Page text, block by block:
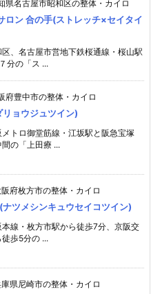
県名古屋市昭和区の整体・カイロ
ロン 合の手(ストレッチ×セイタイ
、名古屋市営地下鉄桜通線・桜山駅
分の「ス ...
府豊中市の整体・カイロ
リョウジュツイン)
トロ御堂筋線・江坂駅と阪急宝塚
の「上田療 ...
府枚方市の整体・カイロ
ツメシンキュウセイコツイン)
線・枚方市駅から徒歩7分、京阪交
歩5分の ...
県尼崎市の整体・カイロ